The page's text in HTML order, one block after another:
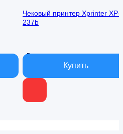
Чековый принтер Xprinter XP-
237b
В наличии